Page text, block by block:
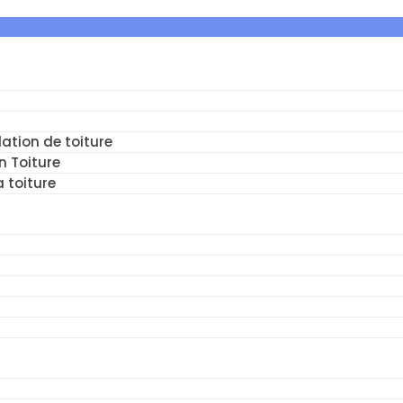
de toiture
Toiture
toiture